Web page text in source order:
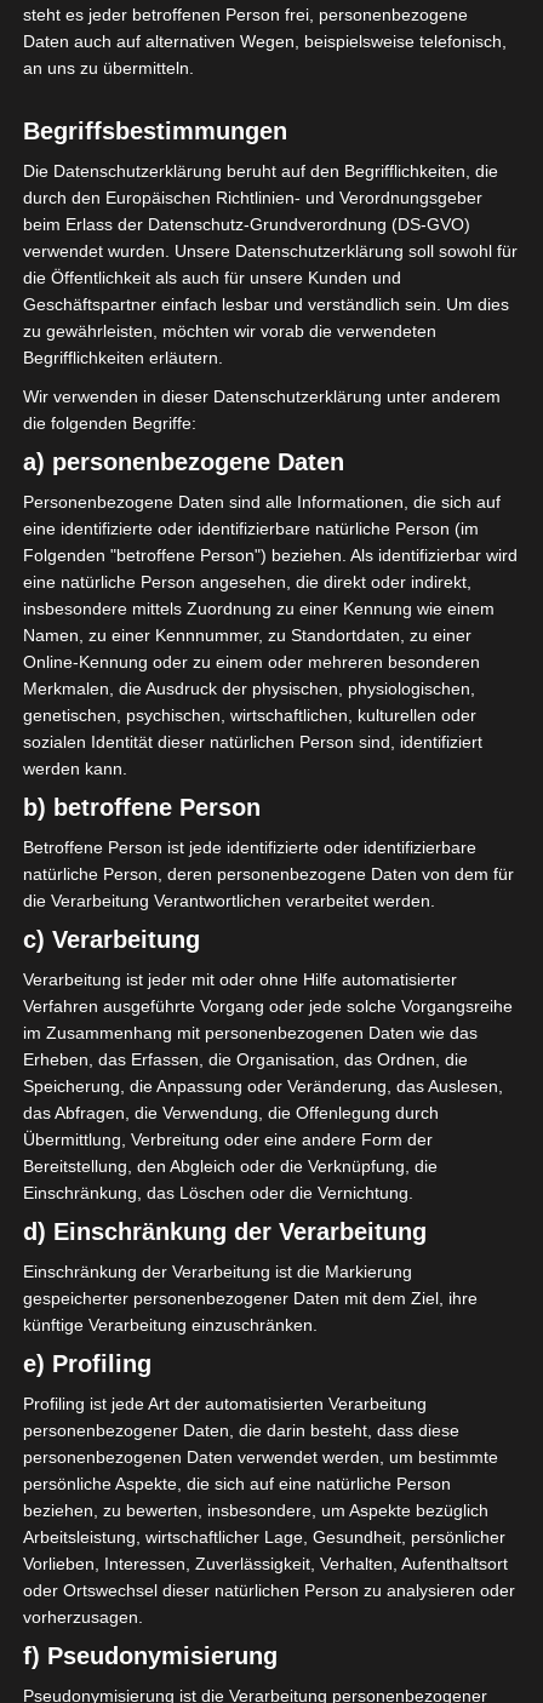
Dieses Wochenende nutze
ich, um meinen
Papierkram zu sortieren
und aufzuräumen.
Im Garten warten auch
noch ein paarAufgaben auf
mich.
steht es jeder betroffenen Person frei, personenbezogene
Daten auch auf alternativen Wegen, beispielsweise telefonisch,
an uns zu übermitteln.
Begriffsbestimmungen
Die Datenschutzerklärung beruht auf den Begrifflichkeiten, die
durch den Europäischen Richtlinien- und Verordnungsgeber
beim Erlass der Datenschutz-Grundverordnung (DS-GVO)
verwendet wurden. Unsere Datenschutzerklärung soll sowohl für
die Öffentlichkeit als auch für unsere Kunden und
Geschäftspartner einfach lesbar und verständlich sein. Um dies
zu gewährleisten, möchten wir vorab die verwendeten
Begrifflichkeiten erläutern.
Wir verwenden in dieser Datenschutzerklärung unter anderem
die folgenden Begriffe:
a) personenbezogene Daten
Personenbezogene Daten sind alle Informationen, die sich auf
eine identifizierte oder identifizierbare natürliche Person (im
Folgenden "betroffene Person") beziehen. Als identifizierbar wird
eine natürliche Person angesehen, die direkt oder indirekt,
insbesondere mittels Zuordnung zu einer Kennung wie einem
Namen, zu einer Kennnummer, zu Standortdaten, zu einer
Online-Kennung oder zu einem oder mehreren besonderen
Merkmalen, die Ausdruck der physischen, physiologischen,
genetischen, psychischen, wirtschaftlichen, kulturellen oder
sozialen Identität dieser natürlichen Person sind, identifiziert
werden kann.
b) betroffene Person
Betroffene Person ist jede identifizierte oder identifizierbare
natürliche Person, deren personenbezogene Daten von dem für
die Verarbeitung Verantwortlichen verarbeitet werden.
c) Verarbeitung
Verarbeitung ist jeder mit oder ohne Hilfe automatisierter
Verfahren ausgeführte Vorgang oder jede solche Vorgangsreihe
im Zusammenhang mit personenbezogenen Daten wie das
Erheben, das Erfassen, die Organisation, das Ordnen, die
Speicherung, die Anpassung oder Veränderung, das Auslesen,
das Abfragen, die Verwendung, die Offenlegung durch
Übermittlung, Verbreitung oder eine andere Form der
Bereitstellung, den Abgleich oder die Verknüpfung, die
Einschränkung, das Löschen oder die Vernichtung.
d) Einschränkung der Verarbeitung
Einschränkung der Verarbeitung ist die Markierung
gespeicherter personenbezogener Daten mit dem Ziel, ihre
künftige Verarbeitung einzuschränken.
e) Profiling
Profiling ist jede Art der automatisierten Verarbeitung
personenbezogener Daten, die darin besteht, dass diese
personenbezogenen Daten verwendet werden, um bestimmte
persönliche Aspekte, die sich auf eine natürliche Person
beziehen, zu bewerten, insbesondere, um Aspekte bezüglich
Arbeitsleistung, wirtschaftlicher Lage, Gesundheit, persönlicher
Vorlieben, Interessen, Zuverlässigkeit, Verhalten, Aufenthaltsort
oder Ortswechsel dieser natürlichen Person zu analysieren oder
vorherzusagen.
f) Pseudonymisierung
Pseudonymisierung ist die Verarbeitung personenbezogener